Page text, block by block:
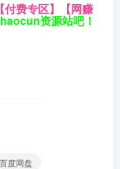
【付费专区】 【网赚
资源站吧！
度网盘